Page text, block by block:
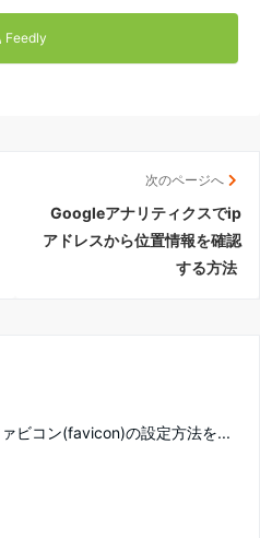
Feedly
次のページへ
Googleアナリティクスでip
アドレスから位置情報を確認
する方法
ビコン(favicon)の設定方法を...